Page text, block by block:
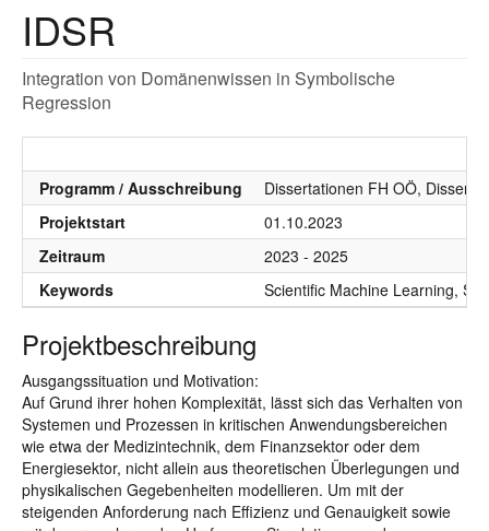
IDSR
Integration von Domänenwissen in Symbolische
Regression
Programm / Ausschreibung
Dissertationen FH OÖ,
Projektstart
01.10.2023
Zeitraum
2023 - 2025
Keywords
Scientific Machine Learning,
Projektbeschreibung
Ausgangssituation und Motivation:
Auf Grund ihrer hohen Komplexität, lässt sich das Verhalten von
Systemen und Prozessen in kritischen Anwendungsbereichen
wie etwa der Medizintechnik, dem Finanzsektor oder dem
Energiesektor, nicht allein aus theoretischen Überlegungen und
physikalischen Gegebenheiten modellieren. Um mit der
steigenden Anforderung nach Effizienz und Genauigkeit sowie